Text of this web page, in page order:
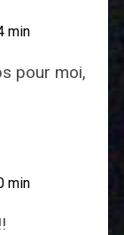
min
pour moi,
min